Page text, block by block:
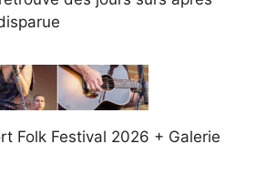
Folk Festival 2026 + Galerie